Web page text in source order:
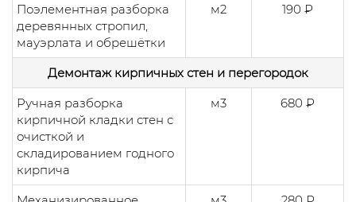
Поэлементная разборка
деревянных стропил,
мауэрлата и обрешётки
м2 190 ₽
Демонтаж кирпичных стен и перегородок
Ручная разборка
кирпичной кладки стен с
очисткой и
складированием годного
кирпича
м3 680 ₽